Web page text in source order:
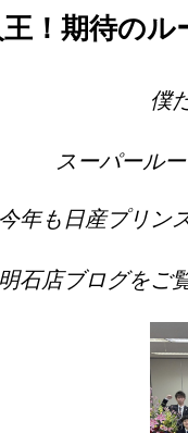
！期待のル
僕
スーパール
今年も日産プリン
明石店ブログをご